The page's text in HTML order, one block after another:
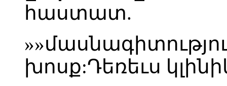
հաստատ.
խոսք:Դեռեւս